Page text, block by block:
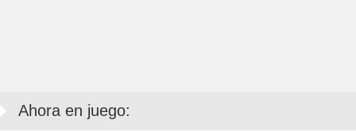
Ahora en juego: